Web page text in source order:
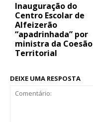
Inauguração do
Centro Escolar de
Alfeizerão
“apadrinhada” por
ministra da Coesão
Territorial
DEIXE UMA RESPOSTA